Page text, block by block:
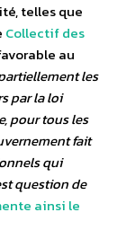
telles que
Collectif des
au
les
par la loi
pour tous les
fait
qui
question de
ainsi le